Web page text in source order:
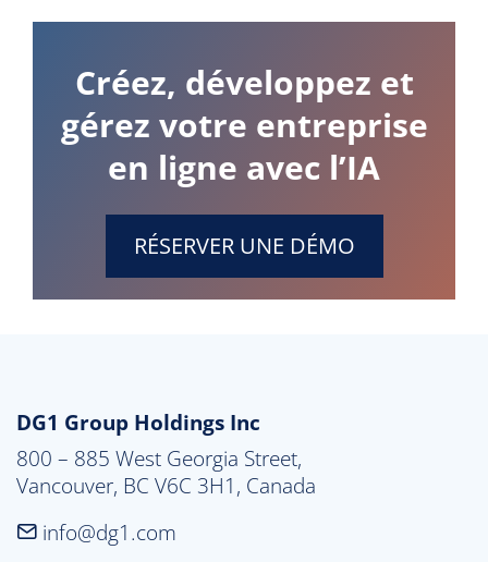
Créez, développez et
gérez votre entreprise
en ligne avec l’IA
RÉSERVER UNE DÉMO
DG1 Group Holdings Inc
800 – 885 West Georgia Street,
Vancouver, BC V6C 3H1, Canada
info@dg1.com